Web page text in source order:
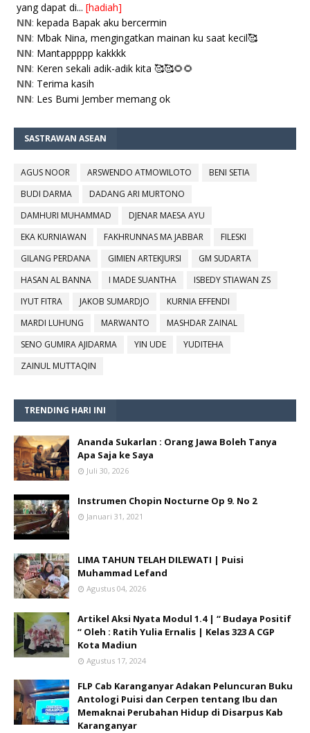
yang dapat di... [hadiah]
NN: kepada Bapak aku bercermin
NN: Mbak Nina, mengingatkan mainan ku saat kecil🥰
NN: Mantappppp kakkkk
NN: Keren sekali adik-adik kita 🥰🥰🌻🌻
NN: Terima kasih
NN: Les Bumi Jember memang ok
SASTRAWAN ASEAN
AGUS NOOR ARSWENDO ATMOWILOTO
BENI SETIA
BUDI DARMA
DADANG ARI MURTONO
DAMHURI MUHAMMAD
DJENAR MAESA AYU
EKA KURNIAWAN
FAKHRUNNAS MA JABBAR
FILESKI
GILANG PERDANA
GIMIEN ARTEKJURSI
GM SUDARTA
HASAN AL BANNA
I MADE SUANTHA
ISBEDY STIAWAN ZS
IYUT FITRA
JAKOB SUMARDJO
KURNIA EFFENDI
MARDI LUHUNG
MARWANTO
MASHDAR ZAINAL
SENO GUMIRA AJIDARMA
YIN UDE
YUDITEHA
ZAINUL MUTTAQIN
TRENDING HARI INI
Ananda Sukarlan : Orang Jawa Boleh Tanya
Apa Saja ke Saya
Juli 30, 2026
Instrumen Chopin Nocturne Op 9. No 2
Januari 31, 2021
LIMA TAHUN TELAH DILEWATI | Puisi
Muhammad Lefand
Agustus 04, 2026
Artikel Aksi Nyata Modul 1.4 | “ Budaya Positif
“ Oleh : Ratih Yulia Ernalis | Kelas 323 A CGP
Kota Madiun
Agustus 17, 2024
FLP Cab Karanganyar Adakan Peluncuran Buku
Antologi Puisi dan Cerpen tentang Ibu dan
Memaknai Perubahan Hidup di Disarpus Kab
Karanganyar